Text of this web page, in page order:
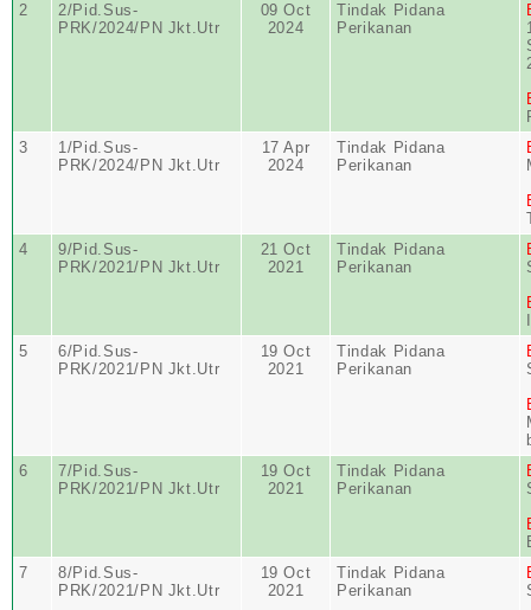
2
2/Pid.Sus-
PRK/2024/PN Jkt.Utr
09 Oct
2024
Tindak Pidana
Perikanan
3
1/Pid.Sus-
PRK/2024/PN Jkt.Utr
17 Apr
2024
Tindak Pidana
Perikanan
4
9/Pid.Sus-
PRK/2021/PN Jkt.Utr
21 Oct
2021
Tindak Pidana
Perikanan
5
6/Pid.Sus-
PRK/2021/PN Jkt.Utr
19 Oct
2021
Tindak Pidana
Perikanan
6
7/Pid.Sus-
PRK/2021/PN Jkt.Utr
19 Oct
2021
Tindak Pidana
Perikanan
7
8/Pid.Sus-
PRK/2021/PN Jkt.Utr
19 Oct
2021
Tindak Pidana
Perikanan